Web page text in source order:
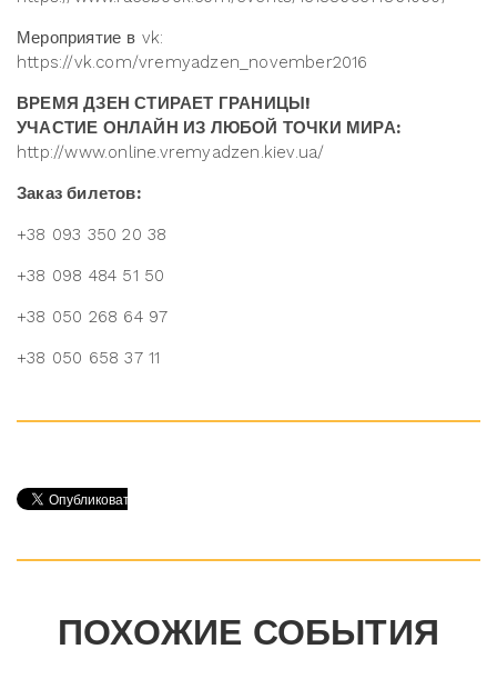
Мероприятие в vk:
https://vk.com/vremyadzen_november2016
ВРЕМЯ ДЗЕН СТИРАЕТ ГРАНИЦЫ!
УЧАСТИЕ ОНЛАЙН ИЗ ЛЮБОЙ ТОЧКИ МИРА:
http://www.online.vremyadzen.kiev.ua/
Заказ билетов:
+38 093 350 20 38
+38 098 484 51 50
+38 050 268 64 97
+38 050 658 37 11
ПОХОЖИЕ СОБЫТИЯ